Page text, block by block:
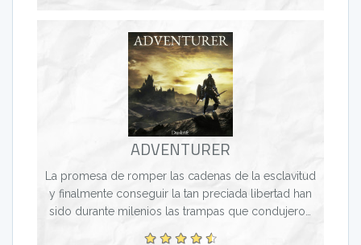
ADVENTURER
La promesa de romper las cadenas de la esclavitud
y finalmente conseguir la tan preciada libertad han
sido durante milenios las trampas que condujeron